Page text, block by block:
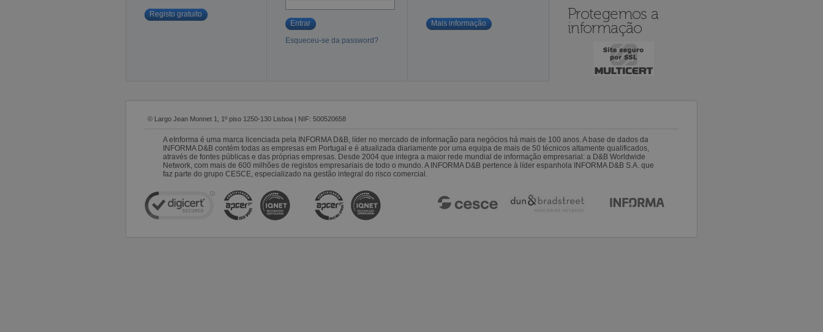
Registo gratuito
Entrar
Esqueceu-se da password?
Mais informação
Protegemos a
informação
© Largo Jean Monnet 1, 1º piso 1250-130 Lisboa | NIF: 500520658
A eInforma é uma marca licenciada pela INFORMA D&B, líder no mercado de informação para negócios há mais de 100 anos. A base de dados da
INFORMA D&B contém todas as empresas em Portugal e é atualizada diariamente por uma equipa de mais de 50 técnicos altamente qualificados,
através de fontes públicas e das próprias empresas. Desde 2004 que integra a maior rede mundial de informação empresarial: a D&B Worldwide
Network, com mais de 600 milhões de registos empresariais de todo o mundo. A INFORMA D&B pertence à líder espanhola INFORMA D&B S.A. que
faz parte do grupo CESCE, especializado na gestão integral do risco comercial.